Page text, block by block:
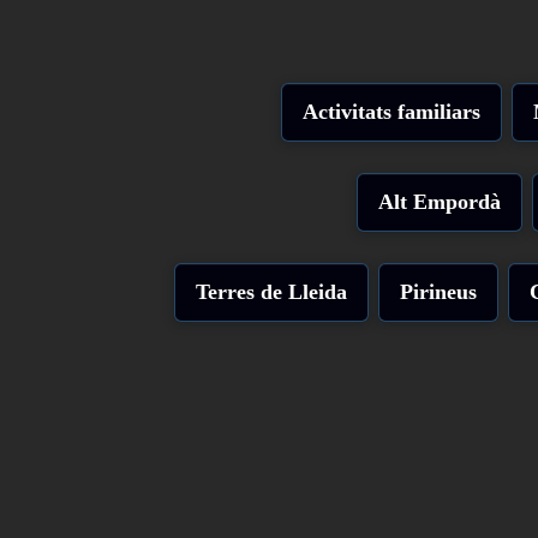
Activitats familiars
Alt Empordà
Terres de Lleida Pirineus